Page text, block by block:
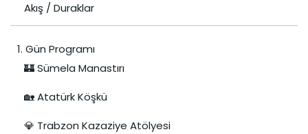
Akış / Duraklar
1. Gün Programı
🏰 Sümela Manastırı
🏡 Atatürk Köşkü
💎 Trabzon Kazaziye Atölyesi